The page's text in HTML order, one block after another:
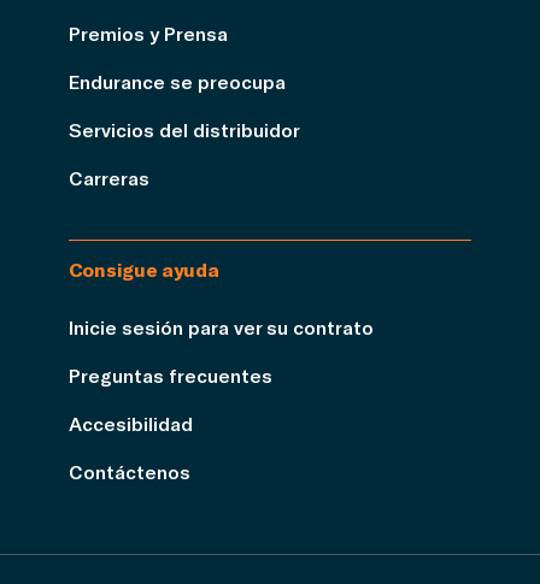
Premios y Prensa
Endurance se preocupa
Servicios del distribuidor
Carreras
Consigue ayuda
Inicie sesión para ver su contrato
Preguntas frecuentes
Accesibilidad
Contáctenos